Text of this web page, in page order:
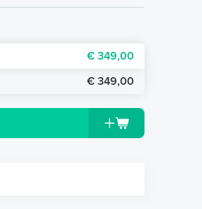
€ 349,00
€ 349,00